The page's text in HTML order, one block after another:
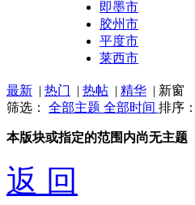
即墨市
胶州市
平度市
莱西市
最新 | 热门 | 热帖 | 精华 | 新窗
筛选： 全部主题 全部时间 排序：
本版块或指定的范围内尚无主题
返 回